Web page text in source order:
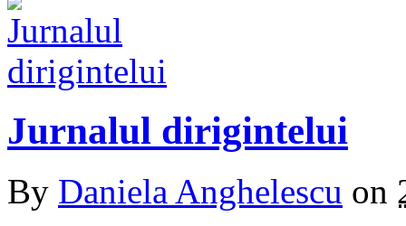
Jurnalul dirigintelui
By Daniela Anghelescu on